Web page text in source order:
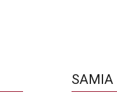
SAMIA